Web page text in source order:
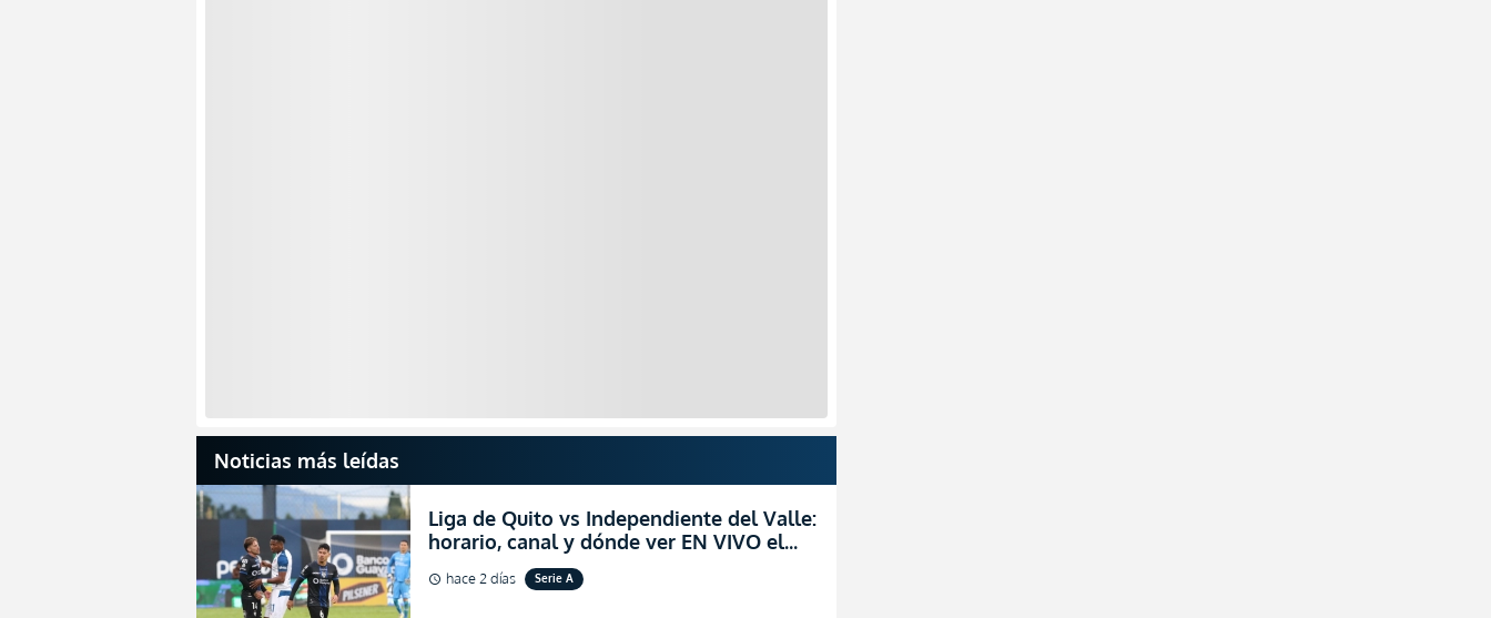
Noticias más leídas
Liga de Quito vs Independiente del Valle:
horario, canal y dónde ver EN VIVO el
partidazo por la fecha 24 de la LigaPro
2026
schedule hace 2 días Serie A